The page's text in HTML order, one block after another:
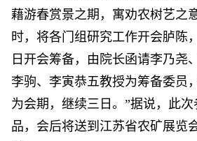
藉游春赏景之期，寓劝农树艺之
时，将各门组研究工作开会胪陈
日开会筹备，由院长函请李乃尧
李驹、李寅恭五教授为筹备委员
为会期，继续三日。”据说，此次
品，会后将送到江苏省农矿展览